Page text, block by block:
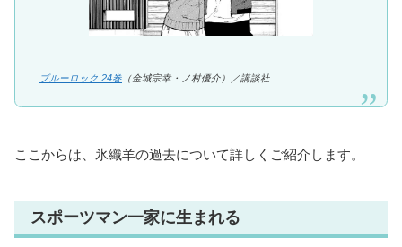
ブルーロック 24巻 （金城宗幸・ノ村優介）／講談社
ここからは、氷織羊の過去について詳しくご紹介します。
スポーツマン一家に生まれる